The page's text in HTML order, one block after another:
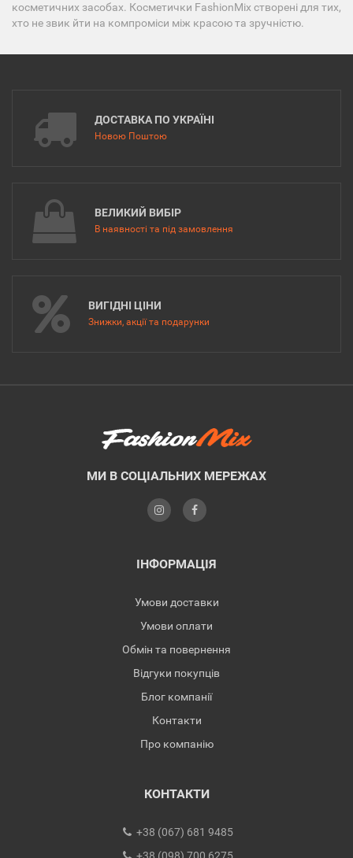
косметичних засобах. Косметички FashionMix створені для тих,
хто не звик йти на компроміси між красою та зручністю.
ДОСТАВКА ПО УКРАЇНІ
Новою Поштою
ВЕЛИКИЙ ВИБІР
В наявності та під замовлення
ВИГІДНІ ЦІНИ
Знижки, акції та подарунки
МИ В СОЦІАЛЬНИХ МЕРЕЖАХ
ІНФОРМАЦІЯ
Умови доставки
Умови оплати
Обмін та повернення
Відгуки покупців
Блог компанії
Контакти
Про компанію
КОНТАКТИ
+38 (067) 681 9485